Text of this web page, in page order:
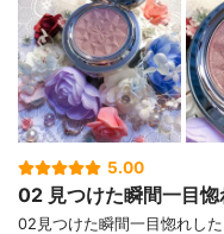
5.00
02 見つけた瞬間一目
02見つけた瞬間一目惚れし